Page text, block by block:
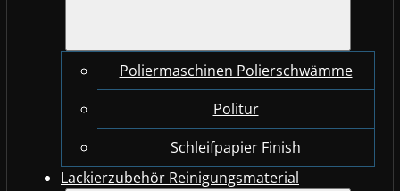
Poliermaschinen Polierschwämme
Politur
Schleifpapier Finish
Lackierzubehör Reinigungsmaterial